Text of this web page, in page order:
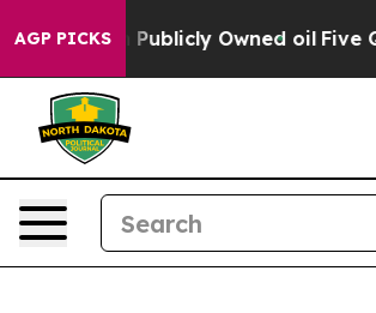
AGP PICKS
in on Publicly Owned oil Five